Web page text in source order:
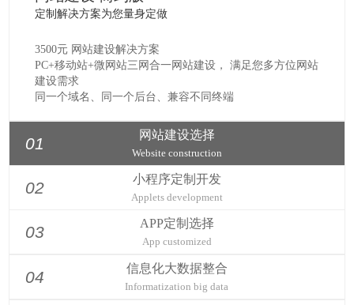
定制解决方案为您量身定做
3500元 网站建设解决方案
PC+移动站+微网站三网合一网站建设， 满足您多方位网站
建设需求
同一个域名、同一个后台、兼容不同终端
站，适合文字、图片等静态内容展示。
年费600元/年
01 网站建设选择
Website construction
02 小程序定制开发
Applets development
03 APP定制选择
App customized
04 信息化大数据整合
Informatization big data